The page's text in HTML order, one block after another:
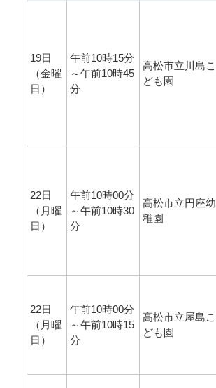
19日
（金曜
日）
午前10時15分
～午前10時45
分
高松市立川島こ
ども園
22日
（月曜
日）
午前10時00分
～午前10時30
分
高松市立円座幼
稚園
22日
（月曜
日）
午前10時00分
～午前10時15
分
高松市立屋島こ
ども園